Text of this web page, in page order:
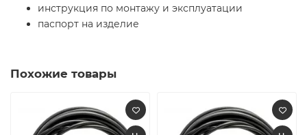
инструкция по монтажу и эксплуатации
паспорт на изделие
Похожие товары